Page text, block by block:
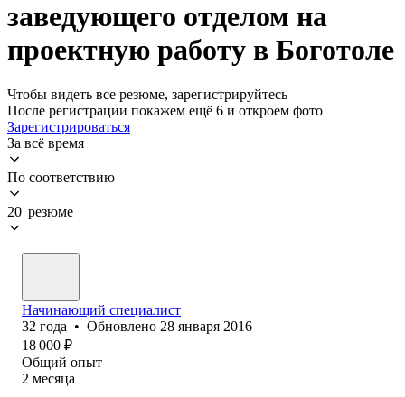
заведующего отделом на
проектную работу в Боготоле
Чтобы видеть все резюме, зарегистрируйтесь
После регистрации покажем ещё 6 и откроем фото
Зарегистрироваться
За всё время
По соответствию
20 резюме
Начинающий специалист
32 года • Обновлено 28 января 2016
18 000 ₽
Общий опыт
2 месяца